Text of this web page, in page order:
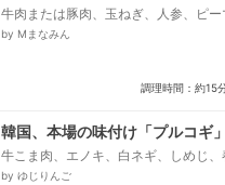
牛肉または豚肉、玉ねぎ、人参、ピー
●味噌、●砂糖、●酒、しょうゆ、み
by Mまなみん
調理時間：約15
韓国、本場の味付け「プルコギ」
牛こま肉、エノキ、白ネギ、しめじ、
なしでもok、★醤油、★砂糖、★水飴
by ゆじりんご